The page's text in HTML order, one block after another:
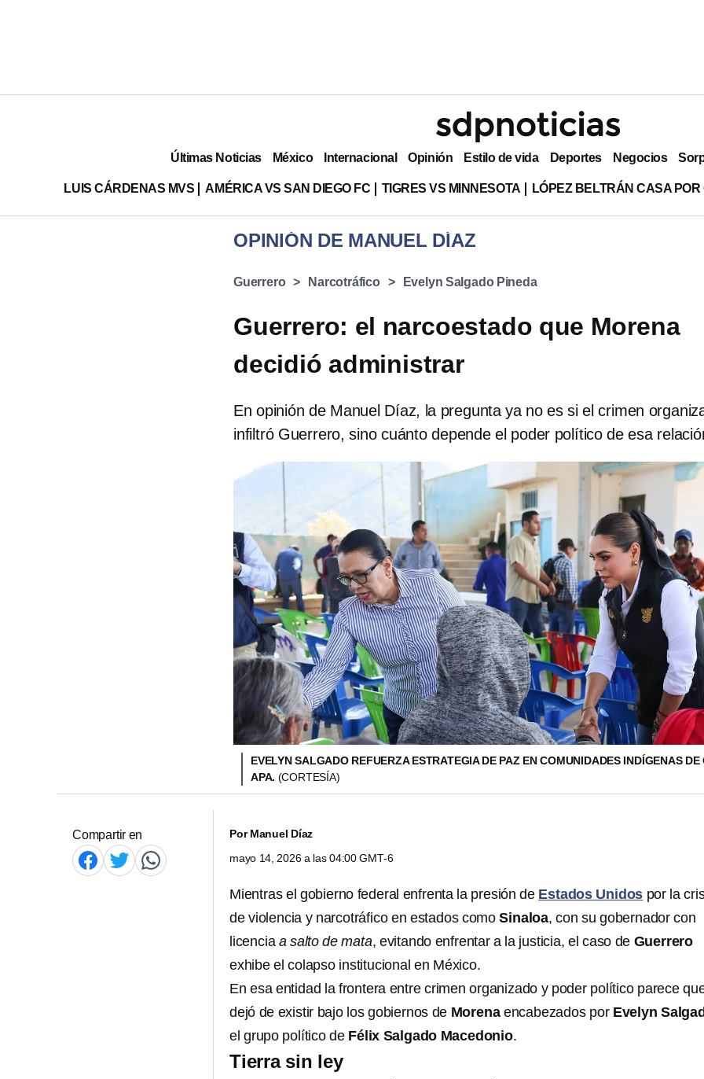
Últimas Noticias México Internacional Opinión Estilo de vida Deportes Negocios
LUIS CÁRDENAS MVS AMÉRICA VS SAN DIEGO FC TIGRES VS MINNESOTA LÓPEZ BELTRÁN CASA
OPINIÓN DE MANUEL DÍAZ
Guerrero Narcotráfico Evelyn Salgado Pineda
Guerrero: el narcoestado que Morena
decidió administrar
En opinión de Manuel Díaz, la pregunta ya no es si el crimen
infiltró Guerrero, sino cuánto depende el poder político de esa
EVELYN SALGADO REFUERZA ESTRATEGIA DE PAZ EN COMUNIDADES INDÍGENAS DE
APA. (CORTESÍA)
Compartir en PorManuel Díaz
mayo 14, 2026 a las 04:00 GMT-6
Mientras el gobierno federal enfrenta la presión de Estados Unidos por la
de violencia y narcotráfico en estados comoSinaloa, con su gobernador con
licencia a salto de mata, evitando enfrentar a la justicia, el caso de Guerrero
exhibe el colapso institucional en México.
En esa entidad la frontera entre crimen organizado y poder político parece
dejó de existir bajo los gobiernos de Morena encabezados por Evelyn
el grupo político de Félix Salgado Macedonio.
Tierra sin ley